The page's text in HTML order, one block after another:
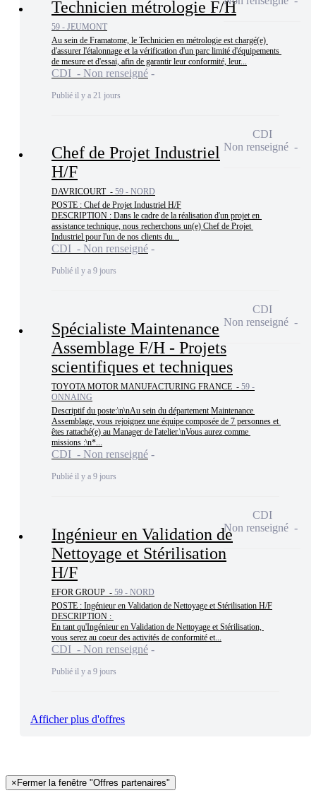
Technicien métrologie F/H
59 - JEUMONT
Au sein de Framatome, le Technicien en métrologie est chargé(e)
d'assurer l'étalonnage et la vérification d'un parc limité d'équipements
de mesure et d'essai, afin de garantir leur conformité, leur...
CDI - Non renseigné
Publié il y a 21 jours
Chef de Projet Industriel
H/F
DAVRICOURT - 59 - NORD
POSTE : Chef de Projet Industriel H/F
DESCRIPTION : Dans le cadre de la réalisation d'un projet en
assistance technique, nous recherchons un(e) Chef de Projet
Industriel pour l'un de nos clients du...
CDI - Non renseigné
Publié il y a 9 jours
CDI
Non renseigné
Spécialiste Maintenance
Assemblage F/H - Projets
scientifiques et techniques
TOYOTA MOTOR MANUFACTURING FRANCE - 59 -
ONNAING
Descriptif du poste:\n\nAu sein du département Maintenance
Assemblage, vous rejoignez une équipe composée de 7 personnes et
êtes rattaché(e) au Manager de l'atelier.\nVous aurez comme
missions :\n*...
CDI - Non renseigné
Publié il y a 9 jours
CDI
Non renseigné
Ingénieur en Validation de
Nettoyage et Stérilisation
H/F
EFOR GROUP - 59 - NORD
POSTE : Ingénieur en Validation de Nettoyage et Stérilisation H/F
DESCRIPTION :
En tant qu'Ingénieur en Validation de Nettoyage et Stérilisation,
vous serez au coeur des activités de conformité et...
CDI - Non renseigné
Publié il y a 9 jours
CDI
Non renseigné
Afficher plus d'offres
× Fermer la fenêtre "Offres partenaires"